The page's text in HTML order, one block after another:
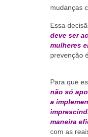
mudanças
Essa
deve ser
mulheres
prevenção
Para que
não só
a
maneira
com as